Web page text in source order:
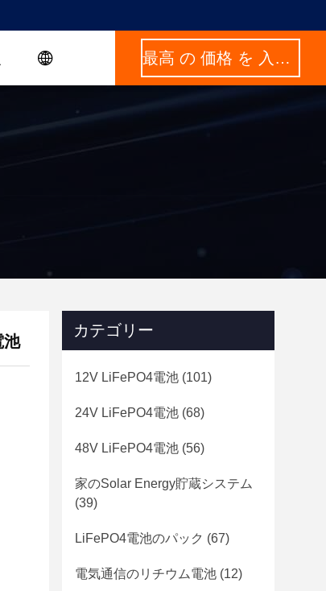
最高 の 価格 を 入手 する
池
カテゴリー
12V LiFePO4電池 (101)
24V LiFePO4電池 (68)
48V LiFePO4電池 (56)
家のSolar Energy貯蔵システム
(39)
LiFePO4電池のパック (67)
電気通信のリチウム電池 (12)